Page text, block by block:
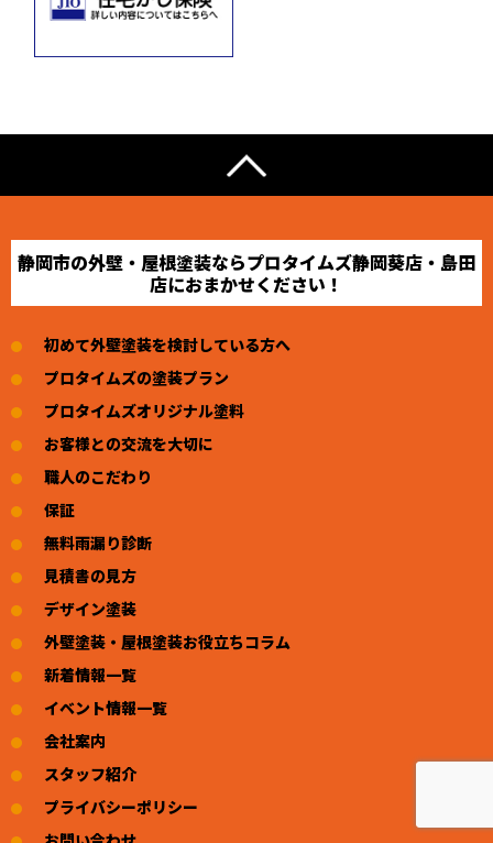
静岡市の外壁・屋根塗装ならプロタイムズ静岡葵店・島田
店におまかせください！
初めて外壁塗装を検討している方へ
プロタイムズの塗装プラン
プロタイムズオリジナル塗料
お客様との交流を大切に
職人のこだわり
保証
無料雨漏り診断
見積書の見方
デザイン塗装
外壁塗装・屋根塗装お役立ちコラム
新着情報一覧
イベント情報一覧
会社案内
スタッフ紹介
プライバシーポリシー